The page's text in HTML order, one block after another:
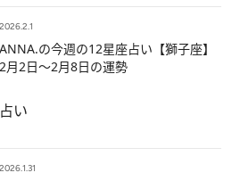
2026.2.1
ANNA.の今週の12星座占い【獅子座】
2月2日～2月8日の運勢
占い
2026.1.31